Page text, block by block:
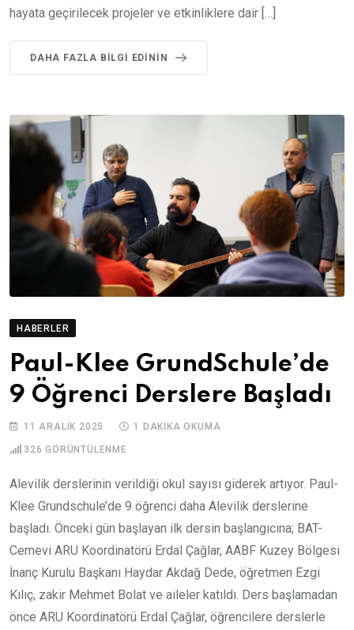
hayata geçirilecek projeler ve etkinliklere dair […]
DAHA FAZLA BILGI EDININ
HABERLER
Paul-Klee GrundSchule’de
9 Öğrenci Derslere Başladı
11 ARALIK 2025 1 DAKIKA OKUMA
326 GÖRÜNTÜLENME
Alevilik derslerinin verildiği okul sayısı giderek artıyor. Paul-
Klee Grundschule’de 9 öğrenci daha Alevilik derslerine
başladı. Önceki gün başlayan ilk dersin başlangıcına; BAT-
Cemevi ARU Koordinatörü Erdal Çağlar, AABF Kuzey Bölgesi
İnanç Kurulu Başkanı Haydar Akdağ Dede, öğretmen Ezgi
Kılıç, zakir Mehmet Bolat ve aileler katıldı. Ders başlamadan
önce ARU Koordinatörü Erdal Çağlar, öğrencilere derslerle